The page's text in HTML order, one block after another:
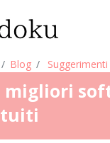
Blog Suggerimenti
migliori